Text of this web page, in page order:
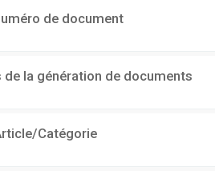
de document
la génération de documents
Catégorie